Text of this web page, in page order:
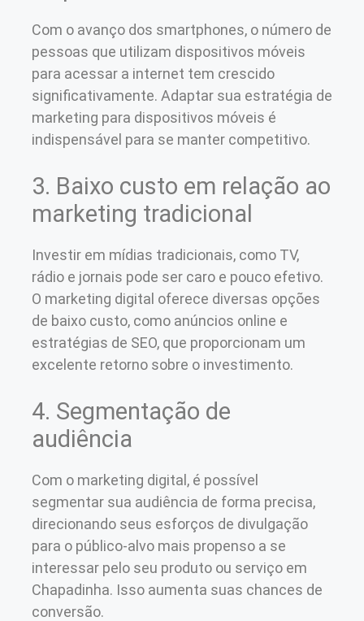
Com o avanço dos smartphones, o número de
pessoas que utilizam dispositivos móveis
para acessar a internet tem crescido
significativamente. Adaptar sua estratégia de
marketing para dispositivos móveis é
indispensável para se manter competitivo.
3. Baixo custo em relação ao
marketing tradicional
Investir em mídias tradicionais, como TV,
rádio e jornais pode ser caro e pouco efetivo.
O marketing digital oferece diversas opções
de baixo custo, como anúncios online e
estratégias de SEO, que proporcionam um
excelente retorno sobre o investimento.
4. Segmentação de
audiência
Com o marketing digital, é possível
segmentar sua audiência de forma precisa,
direcionando seus esforços de divulgação
para o público-alvo mais propenso a se
interessar pelo seu produto ou serviço em
Chapadinha. Isso aumenta suas chances de
conversão.